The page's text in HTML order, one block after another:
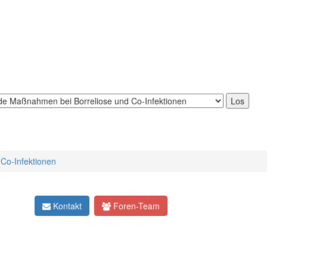
Infektionen
Kontakt Foren-Team